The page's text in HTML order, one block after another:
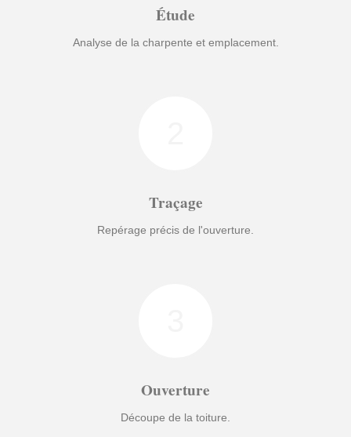
Étude
Analyse de la charpente et emplacement.
Traçage
Repérage précis de l'ouverture.
Ouverture
Découpe de la toiture.